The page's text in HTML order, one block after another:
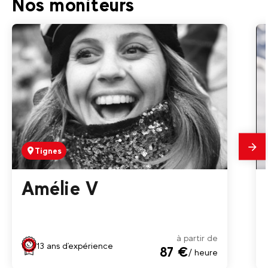
ACCROBRANCHE | Val d'Isère
Nos moniteurs
Tignes
Amélie V
13 ans d'expérience
à partir de
87 €/ heure
En